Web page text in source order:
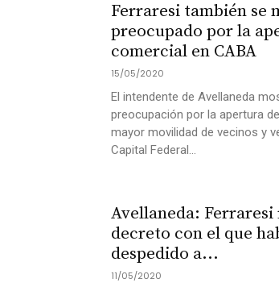
Ferraresi también se
preocupado por la
comercial en CABA
15/05/2020
El intendente de Avellaneda
preocupación por la apertura
mayor movilidad de vecinos y
Capital Federal...
Avellaneda:
decreto con el que
despedido a...
11/05/2020